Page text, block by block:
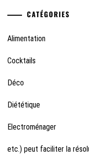
CATÉGORIES
Alimentation
Cocktails
Déco
Diététique
Electroménager
etc.) peut faciliter la